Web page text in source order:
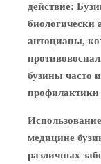
действие:
биологически
антоцианы,
бузины часто
профилактики
медицине
различных